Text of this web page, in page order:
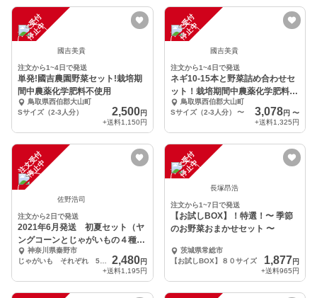
注
文
受
付
停
止
中
國吉美貴
注文から1~4日で発送
単発!國吉農園野菜セット!栽培期
間中農薬化学肥料不使用
鳥取県西伯郡大山町
Sサイズ（2-3人分）
2,500円
+送料1,150円
注
文
受
付
停
止
中
國吉美貴
注文から1~4日で発送
ネギ10-15本と野菜詰め合わせセ
ット！栽培期間中農薬化学肥料不
使用鳥取県西伯郡大山町
Sサイズ（2-3人分）
〜 3,078円 〜
+送料1,325円
注
文
受
付
停
止
中
佐野浩司
注文から2日で発送
2021年6月発送 初夏セット（ヤ
ングコーンとじゃがいもの４種の
食べ比べセット）
神奈川県秦野市
2,480円
+送料1,195円
注
文
受
付
停
止
中
長塚昂浩
注文から1~7日で発送
【お試しBOX】！特選！〜 季節
のお野菜おまかせセット 〜
茨城県常総市
【お試しBOX】８０サイズ
1,877円
+送料965円